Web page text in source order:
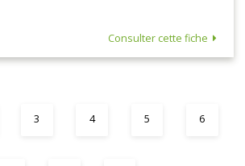
Consulter cette fiche
3 4 5 6